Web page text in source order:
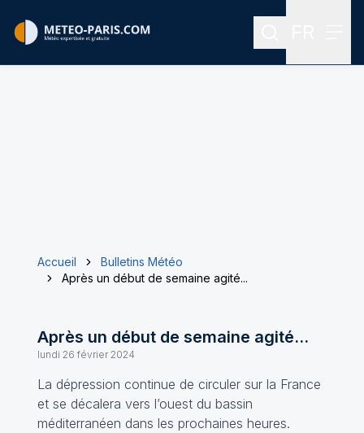
Rechercher
Accueil
Bulletins Météo
Après un début de semaine agité...
Après un début de semaine agité...
lundi 26 février 2024
La dépression continue de circuler sur la France
et se décalera vers l’ouest du bassin
méditerranéen dans les prochaines heures.